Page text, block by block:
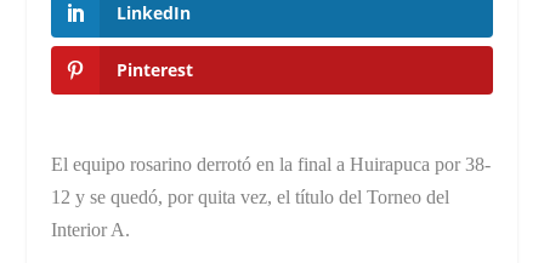
LinkedIn
Pinterest
El equipo rosarino derrotó en la final a Huirapuca por 38-
12 y se quedó, por quita vez, el título del Torneo del
Interior A.